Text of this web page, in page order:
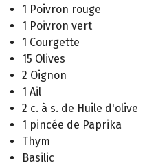
1 Poivron rouge
1 Poivron vert
1 Courgette
15 Olives
2 Oignon
1 Ail
2 c. à s. de Huile d'olive
1 pincée de Paprika
Thym
Basilic